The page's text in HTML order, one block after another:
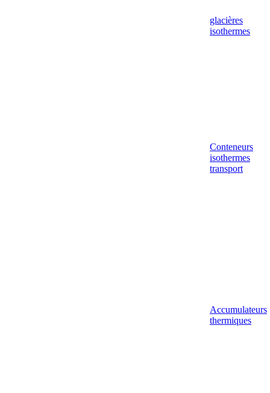
glacières
isothermes
Conteneurs
isothermes
transport
Accumulateurs
thermiques